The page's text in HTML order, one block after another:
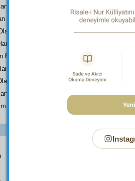
Birinci Kısım
İkinci Kısım
Üçüncü Kısım
Dördüncü Kısım
Kısım
Altıncı Kısım
Yedinci Kısım
Rumuzat-ı Semaniye